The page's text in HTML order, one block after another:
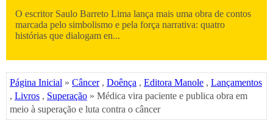
O escritor Saulo Barreto Lima lança mais uma obra de contos
marcada pelo simbolismo e pela força narrativa: quatro
histórias que dialogam en...
Página Inicial » Câncer, Doênça , Editora Manole , Lançamentos
, Livros , Superação » Médica vira paciente e publica obra em
meio à superação e luta contra o câncer